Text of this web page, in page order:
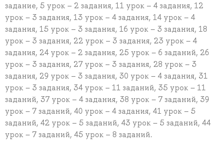
задание, 5 урок – 2 задания, 11 урок – 4 задания, 12
урок – 3 задания, 13 урок – 4 задания, 14 урок – 4
задания, 15 урок – 3 задания, 16 урок – 3 задания, 18
урок – 3 задания, 22 урок – 3 задания, 23 урок – 4
задания, 24 урок – 2 задания, 25 урок – 6 заданий, 26
урок – 3 задания, 27 урок – 3 задания, 28 урок – 3
задания, 29 урок – 3 задания, 30 урок – 4 задания, 31
урок – 3 задания, 34 урок – 11 заданий, 35 урок – 11
заданий, 37 урок – 4 задания, 38 урок – 7 заданий, 39
урок – 7 заданий, 40 урок – 4 задания, 41 урок – 5
заданий, 42 урок – 5 заданий, 43 урок – 5 заданий, 44
урок – 7 заданий, 45 урок – 8 заданий.